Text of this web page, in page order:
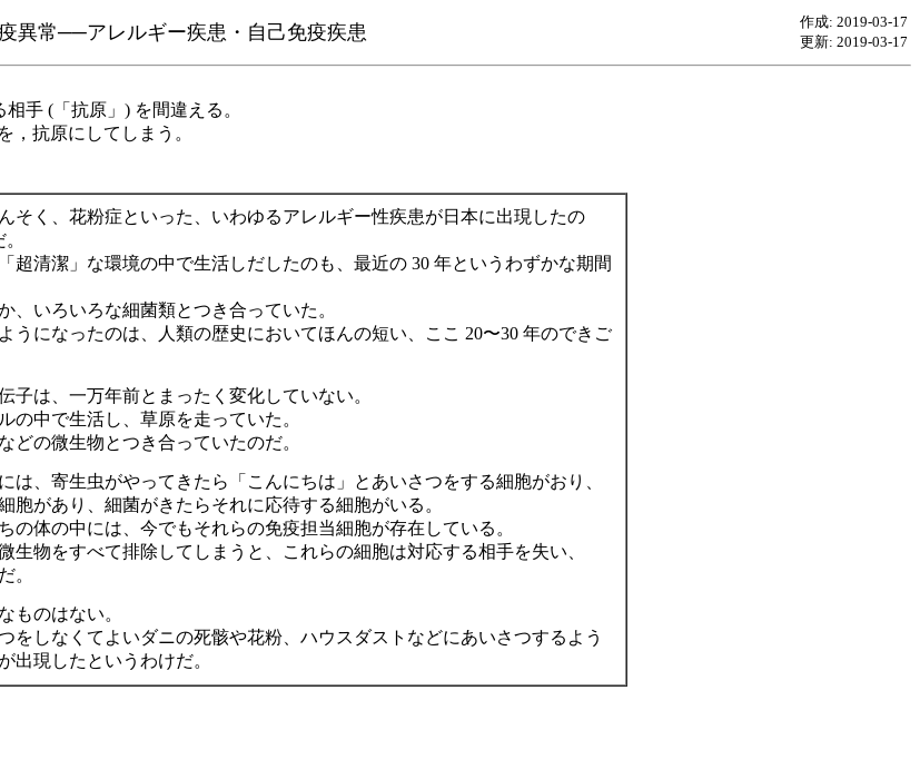
異常──アレルギー疾患・自己免疫疾患
作成: 2019-03-17
更新: 2019-03-17
手 (「抗原」) を間違える。
抗原にしてしまう。
そく、花粉症といった、いわゆるアレルギー性疾患が日本に出現したの
超清潔」な環境の中で生活しだしたのも、最近の 30 年というわずかな期間
、いろいろな細菌類とつき合っていた。
うになったのは、人類の歴史においてほんの短い、ここ 20〜30 年のできご
子は、一万年前とまったく変化していない。
の中で生活し、草原を走っていた。
どの微生物とつき合っていたのだ。
は、寄生虫がやってきたら「こんにちは」とあいさつをする細胞がおり、
胞があり、細菌がきたらそれに応待する細胞がいる。
の体の中には、今でもそれらの免疫担当細胞が存在している。
生物をすべて排除してしまうと、これらの細胞は対応する相手を失い、
。
ものはない。
をしなくてよいダニの死骸や花粉、ハウスダストなどにあいさつするよう
出現したというわけだ。